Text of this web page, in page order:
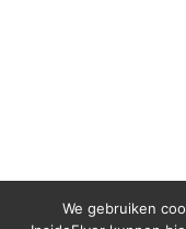
We gebruiken